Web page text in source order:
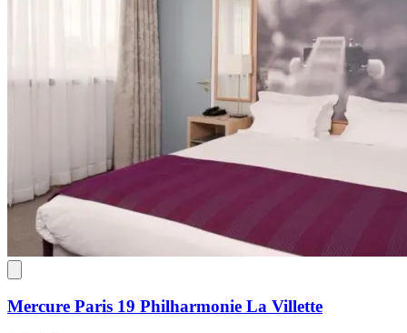
Mercure Paris 19 Philharmonie La Villette